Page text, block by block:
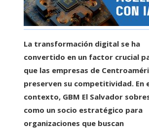
La transformación digital se ha
convertido en un factor crucial
que las empresas de
preserven su competitividad. En
contexto, GBM El Salvador
como un socio estratégico para
organizaciones que buscan